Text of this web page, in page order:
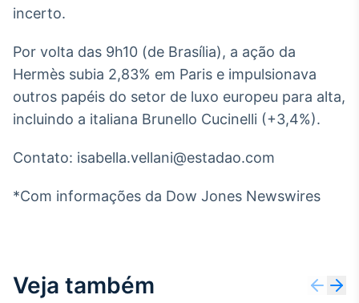
Ticker
Cotações e
notícias
Broadcast
Componentes
para conteúdos e
incerto.
Por volta das 9h10 (de Brasília), a ação da
Hermès subia 2,83% em Paris e impulsionava
outros papéis do setor de luxo europeu para alta,
incluindo a italiana Brunello Cucinelli (+3,4%).
Contato: isabella.vellani@estadao.com
*Com informações da Dow Jones Newswires
Veja também